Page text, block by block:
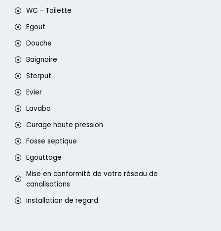
WC - Toilette
Egout
Douche
Baignoire
Sterput
Evier
Lavabo
Curage haute pression
Fosse septique
Egouttage
Mise en conformité de votre réseau de
canalisations
Installation de regard